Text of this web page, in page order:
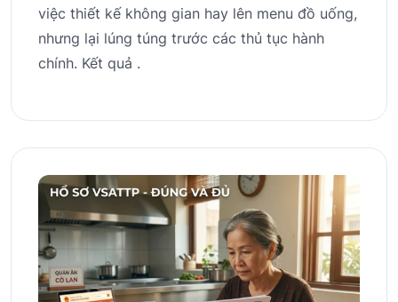
việc thiết kế không gian hay lên menu đồ uống,
nhưng lại lúng túng trước các thủ tục hành
chính. Kết quả .